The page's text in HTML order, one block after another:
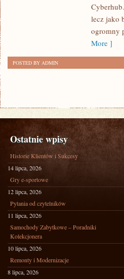
lecz jako
ogromny
More ]
POSTED BY ADMIN
Ostatnie wpisy
Historie Klientów i Sukcesy
14 lipca, 2026
Gry e-sportowe
12 lipca, 2026
Pytania od czytelników
11 lipca, 2026
Samochody Zabytkowe – Poradniki
Kolekcjonera
10 lipca, 2026
Remonty i Modernizacje
8 lipca, 2026